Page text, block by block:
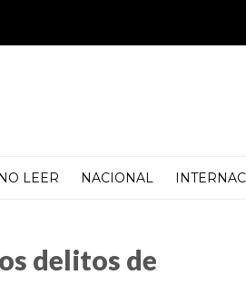
LEER NACIONAL
delitos de